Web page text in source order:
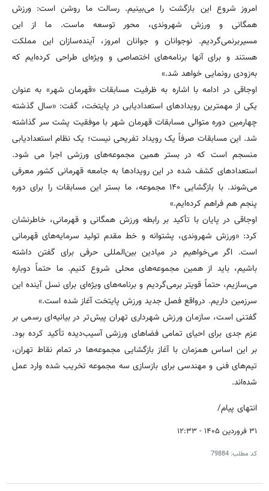
امروز شروع این بازگشت را می‌بینیم. رسالت ما روشن است: ورزش
همگانی و ورزش شهروندی، محور توسعه ماست. ما از این
مسیربرنمی‌گردیم. نوجوانان و جوانان امروز، آینده‌سازان این مملکت
هستند و برای آنها برنامه‌های اختصاصی و ویژه‌ای طراحی کرده‌ایم که
به‌زودی رونمایی خواهد شد.»
اوجاقی در ادامه با اشاره به ظرفیت مسابقات «قهرمان شهر» به عنوان
یکی از مهمترین رویدادهای استعدادیابی در پایتخت، گفت: «سال گذشته
چهارمین دوره متوالی مسابقات قهرمان شهر با موفقیت پشت سر گذاشته
شد. این مسابقات صرفاً یک رویداد تفریحی نیست؛ یک نظام استعدادیابی
منسجم است که در بستر همین مجموعه‌های ورزشی اجرا می شود.
استعدادهای کشف شده در این رویدادها به جامعه قهرمانی کشور معرفی
می‌شوند. با بازگشایی ۱۴۰ مجموعه، ما بستر این مسابقات را برای دوره
پنجم هم فراهم کرده‌ایم.»
اوجاقی در پایان با تأکید بر رابطه ورزش همگانی و قهرمانی، خاطرنشان
کرد: «ورزش شهروندی، پشتوانه و خط مقدم تولید سرمایه‌های قهرمانی
است. اگر می‌خواهیم در میادین بین‌المللی حرفی برای گفتن داشته
باشیم، باید از همین مجموعه‌های محلی شروع کنیم. ما حتماً دوباره
می‌سازیم، حتماً قویتر برمی‌گردیم و برنامه‌های ویژه‌ای برای نسل آینده این
سرزمین داریم. درواقع فصل جدید ورزش پایتخت آغاز شده است.»
گفتنی است، سازمان ورزش شهرداری تهران پیش‌تر در بیانیه‌ای رسمی بر
عزم جدی برای احیای تمامی فضاهای ورزشی آسیب‌دیده تأکید کرده بود.
بر این اساس همزمان با آغاز بازگشایی مجموعه‌ها در تمام نقاط تهران،
تیم‌های فنی و مهندسی برای بازسازی سه مجموعه تخریب شده وارد عمل
شده‌اند.
انتهای پیام/
۳۱ فروردین ۱۴۰۵ - ۱۲:۳۳
کد مطلب: 79884